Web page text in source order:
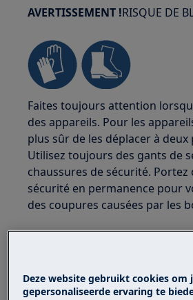
AVERTISSEMENT !RISQUE DE
Faites toujours attention
des appareils. Pour les
plus sûr de les déplacer à deux
Utilisez toujours des gants de
chaussures de sécurité. Portez
sécurité en permanence pour
des coupures causées par les
AVERTISSEMENT !RISQUE DE
Deze website gebruikt cookies om
gepersonaliseerde ervaring te